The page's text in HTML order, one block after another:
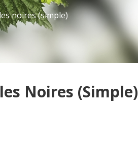
noires (simple)
Noires (simple)